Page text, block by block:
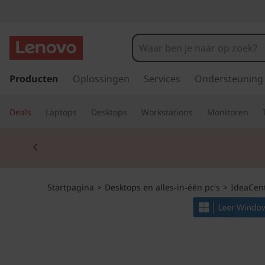
d
e
a
C
a
a
Producten Oplossingen Services Ondersteuning
Deals Laptops Desktops Workstations Monitoren
Currently displaying item 2 of 2
Startpagina > Desktops en alles-in-één pc's >